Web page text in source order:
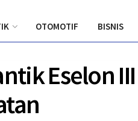
OTOMOTIF BISNIS
Eselon III